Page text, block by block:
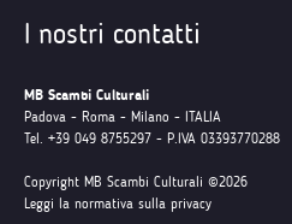
I nostri contatti
MB Scambi Culturali
Padova - Roma - Milano - ITALIA
Tel. +39 049 8755297 - P.IVA 03393770288
Copyright MB Scambi Culturali ©2026
Leggi la normativa sulla privacy